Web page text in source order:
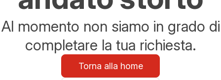
Al momento non siamo in grado di
completare la tua richiesta.
Torna alla home